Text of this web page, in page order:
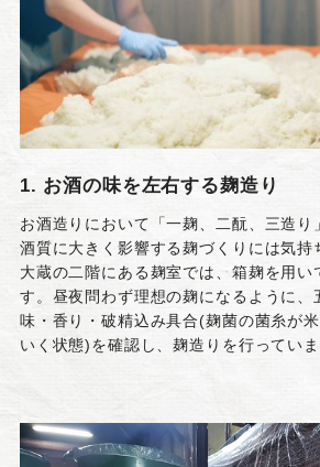
1. お酒の味を左右する麹造り
お酒造りにおいて「一麹、二酛、三造り
酒質に大きく影響する麹づくりには気持
大蔵の二階にある麹室では、箱麹を用い
す。昼夜問わず理想の麹になるように、
味・香り・破精込み具合(麹菌の菌糸が
いく状態)を確認し、麹造りを行っていま